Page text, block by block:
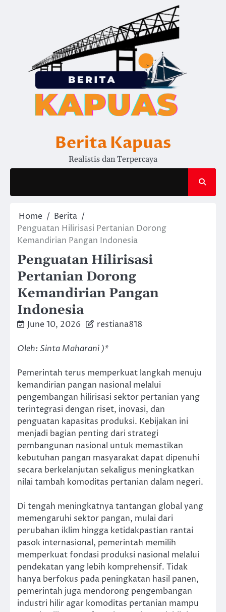
Berita Kapuas
Realistis dan Terpercaya
Home
Berita
Penguatan Hilirisasi Pertanian Dorong
Kemandirian Pangan Indonesia
Penguatan Hilirisasi
Pertanian Dorong
Kemandirian Pangan
Indonesia
June 10, 2026 restiana818
Oleh: Sinta Maharani )*
Pemerintah terus memperkuat langkah menuju
kemandirian pangan nasional melalui
pengembangan hilirisasi sektor pertanian yang
terintegrasi dengan riset, inovasi, dan
penguatan kapasitas produksi. Kebijakan ini
menjadi bagian penting dari strategi
pembangunan nasional untuk memastikan
kebutuhan pangan masyarakat dapat dipenuhi
secara berkelanjutan sekaligus meningkatkan
nilai tambah komoditas pertanian dalam negeri.
Di tengah meningkatnya tantangan global yang
memengaruhi sektor pangan, mulai dari
perubahan iklim hingga ketidakpastian rantai
pasok internasional, pemerintah memilih
memperkuat fondasi produksi nasional melalui
pendekatan yang lebih komprehensif. Tidak
hanya berfokus pada peningkatan hasil panen,
pemerintah juga mendorong pengembangan
industri hilir agar komoditas pertanian mampu